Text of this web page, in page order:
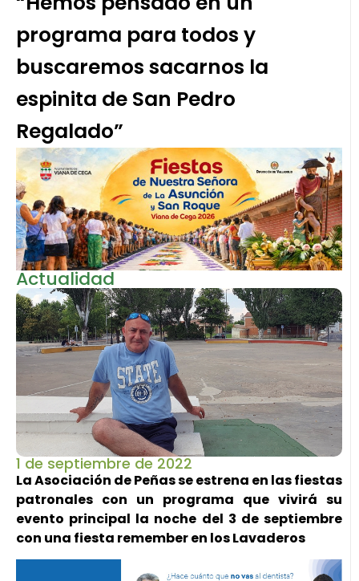
programa para todos y
buscaremos sacarnos la
espinita de San Pedro
Regalado”
Actualidad
1 de septiembre de 2022
La Asociación de Peñas se estrena en las fiestas
patronales con un programa que vivirá su
evento principal la noche del 3 de septiembre
con una fiesta remember en los Lavaderos